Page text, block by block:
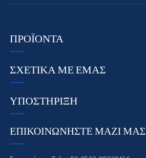
ΠΡΟΪΟΝΤΑ
ΣΧΕΤΙΚΑ ΜΕ ΕΜΑΣ
ΥΠΟΣΤΗΡΙΞΗ
ΕΠΙΚΟΙΝΩΝΗΣΤΕ ΜΑΖΙ ΜΑΣ